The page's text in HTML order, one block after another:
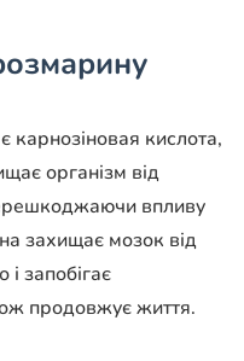
карнозіновая кислота,
організм від
впливу
захищає мозок від
і запобігає
продовжує життя.